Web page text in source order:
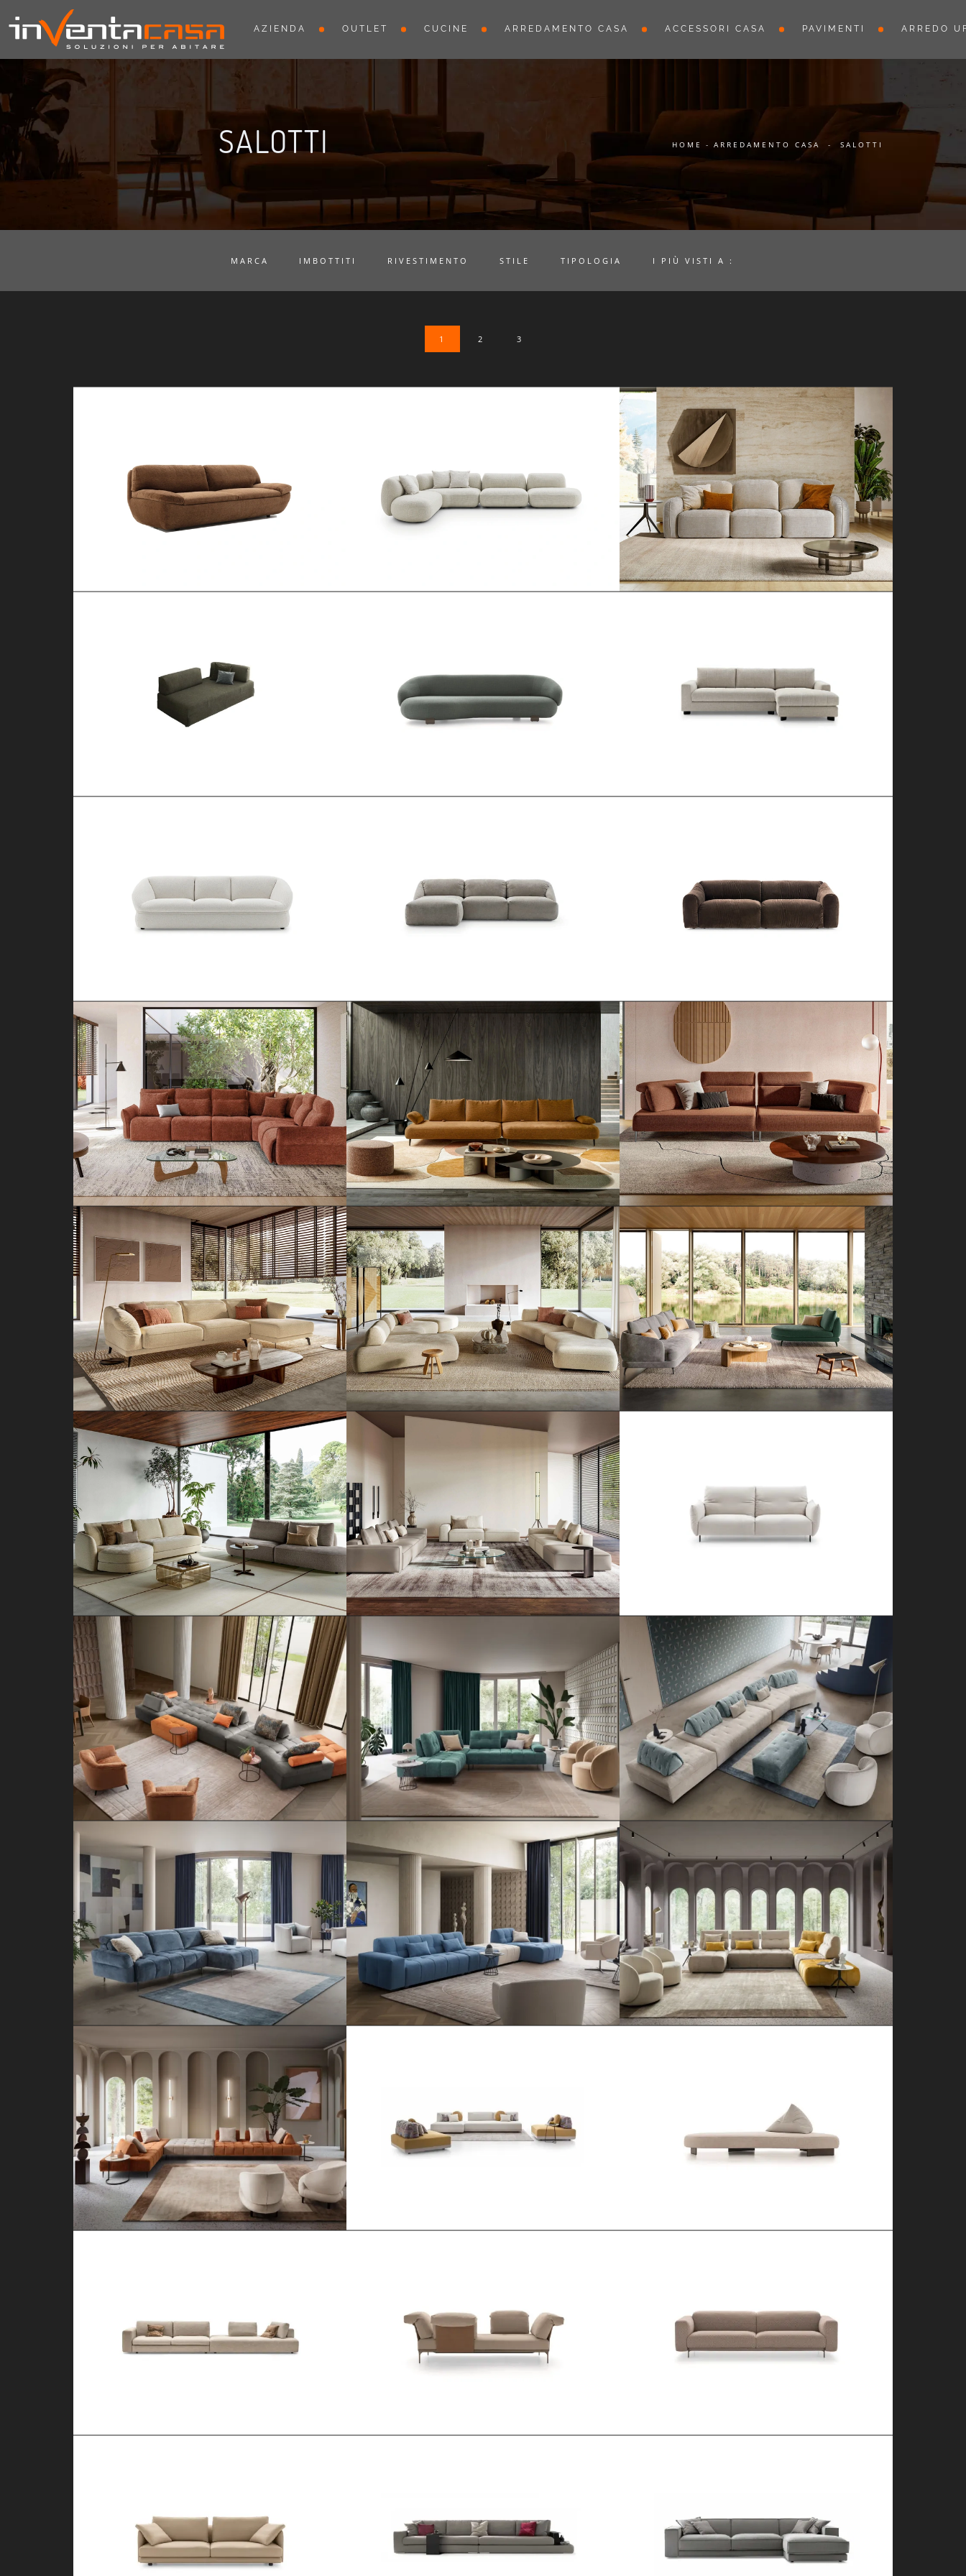
AZIENDA OUTLET CUCINE ARREDAMENTO CASA ACCESSORI CASA PAVIMENTI ARREDO
SALOTTI HOME - ARREDAMENTO CASA - SALOTTI
MARCA IMBOTTITI RIVESTIMENTO STILE TIPOLOGIA I PIÙ VISTI A :
1 2 3